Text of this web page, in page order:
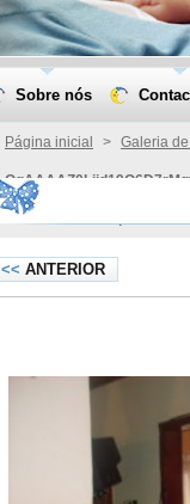
Página inicial > Galeria
<< ANTERIOR
Sobre nós